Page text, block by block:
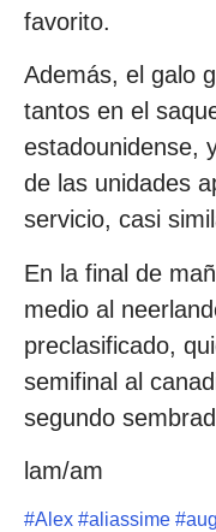
favorito.
Además, el galo
tantos en el
estadounidense,
de las unidades
servicio, casi
En la final de
medio al
preclasificado,
semifinal al
segundo
lam/am
#Alex #aliassime #